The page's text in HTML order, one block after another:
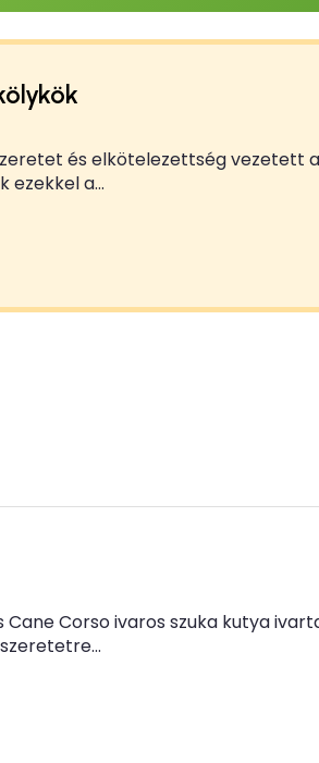
és elkötelezettség vezetett
ezekkel a...
Corso ivaros szuka kutya